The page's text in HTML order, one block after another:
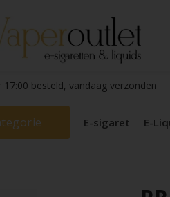
17:00 besteld, vandaag verzonden
E-sigaret E-